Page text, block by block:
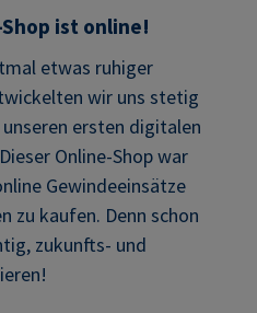
Shop ist online!
etwas ruhiger
wir uns stetig
ersten digitalen
Online-Shop war
Gewindeeinsätze
zu kaufen. Denn schon
zukunfts- und